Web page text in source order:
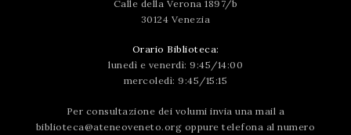
Calle della Verona 1897/b
30124 Venezia
Orario Biblioteca:
lunedì e venerdì: 9:45/14:00
mercoledì: 9:45/15:15
Per consultazione dei volumi invia una mail a
biblioteca@ateneoveneto.org oppure telefona al numero